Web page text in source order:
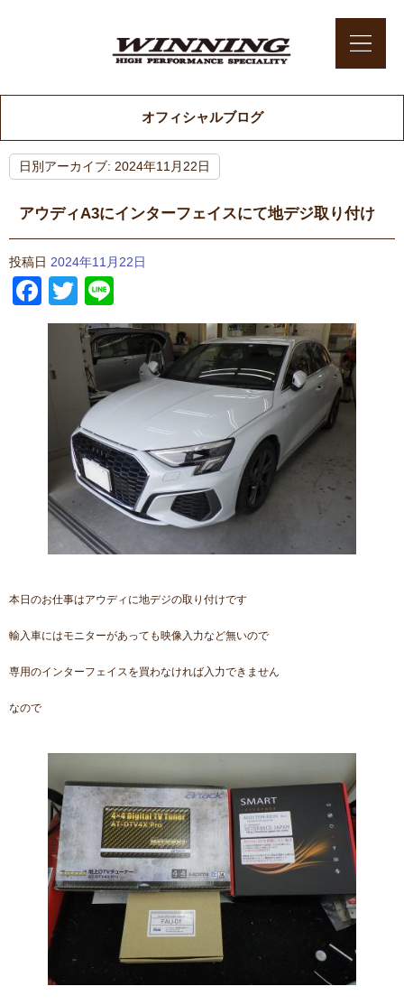
オフィシャルブログ
日別アーカイブ: 2024年11月22日
アウディA3にインターフェイスにて地デジ取り付け
投稿日 2024年11月22日
Facebook
Twitter
本日のお仕事はアウディに地デジの取り付けです
輸入車にはモニターがあっても映像入力など無いので
専用のインターフェイスを買わなければ入力できません
なので